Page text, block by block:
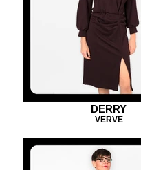
DERRY
VERVE